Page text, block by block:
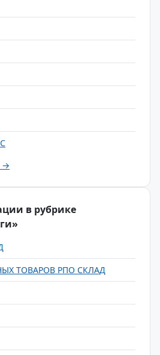
→
в рубрике
ТОВАРОВ РПО СКЛАД